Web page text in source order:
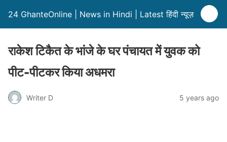
24 GhanteOnline | News in Hindi | Latest हिंदी न्यूज़
राकेश टिकैत के भांजे के घर पंचायत में युवक को
पीट-पीटकर किया अधमरा
Writer D 5 years ago